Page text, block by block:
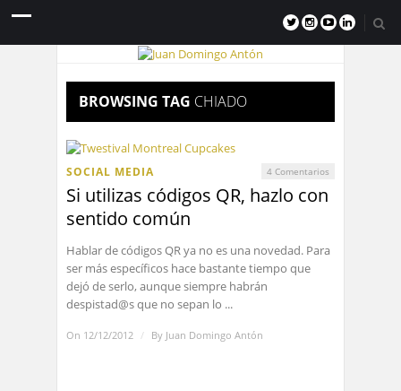
BROWSING TAG CHIADO
SOCIAL MEDIA 4 Comentarios
Si utilizas códigos QR, hazlo con
sentido común
Hablar de códigos QR ya no es una novedad. Para
ser más específicos hace bastante tiempo que
dejó de serlo, aunque siempre habrán
despistad@s que no sepan lo ...
On 12/12/2012 / By Juan Domingo Antón